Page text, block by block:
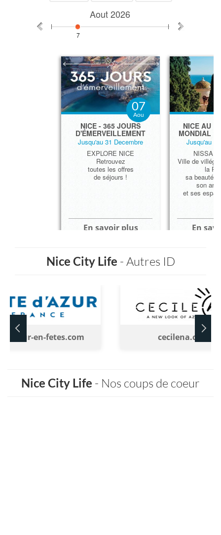
Aout2026
7
07
Aou
​NICE - 365 JOURS
D'ÉMERVEILLEMENT
Jusqu'au 31 Decembre
EXPLORE NICE
Retrouvez
toutes les offres
de séjours !
En savoir plus
NICE AU
MONDIAL
Jusqu'au
NISSA
Ville de
la
sa beauté,
son
et ses
En
Nice City Life - Autres ID
en-fetes.com cecilena.com
Nice City Life - Nos coups de coeur